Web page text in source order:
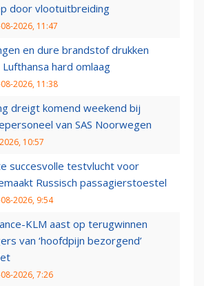
door vlootuitbreiding
2026, 11:47
en dure brandstof drukken
hard omlaag
2026, 11:38
dreigt komend weekend bij
van SAS Noorwegen
10:57
succesvolle testvlucht voor
Russisch passagierstoestel
2026, 9:54
KLM aast op terugwinnen
van ‘hoofdpijn bezorgend’
2026, 7:26